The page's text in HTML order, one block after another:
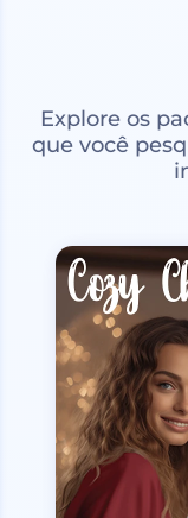
Explore os
que você